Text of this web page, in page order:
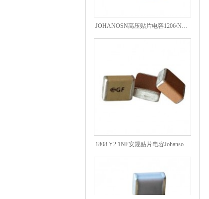
JOHANOSN高压贴片电容1206/NPO/1000V/220PF/J档封装
1808 Y2 1NF安规贴片电容Johanson品牌